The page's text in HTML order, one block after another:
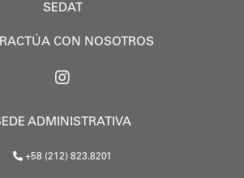
SEDAT
CON NOSOTROS
ADMINISTRATIVA
+58 (212) 823.8201